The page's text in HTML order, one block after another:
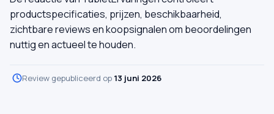
productspecificaties, prijzen, beschikbaarheid,
zichtbare reviews en koopsignalen om beoordelingen
nuttig en actueel te houden.
Review gepubliceerd op 13 juni 2026